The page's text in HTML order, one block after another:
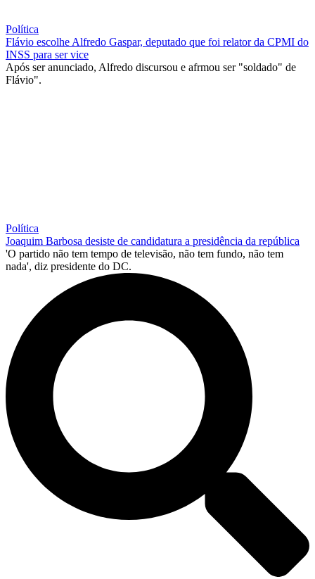
Política
Flávio escolhe Alfredo Gaspar, deputado que foi relator da CPMI do
INSS para ser vice
Após ser anunciado, Alfredo discursou e afrmou ser "soldado" de
Flávio".
Política
Joaquim Barbosa desiste de candidatura a presidência da república
'O partido não tem tempo de televisão, não tem fundo, não tem
nada', diz presidente do DC.